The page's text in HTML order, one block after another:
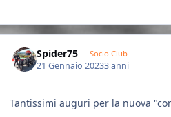
Spider75 Socio Club
21 Gennaio 20233 anni
Tantissimi auguri per la nuova